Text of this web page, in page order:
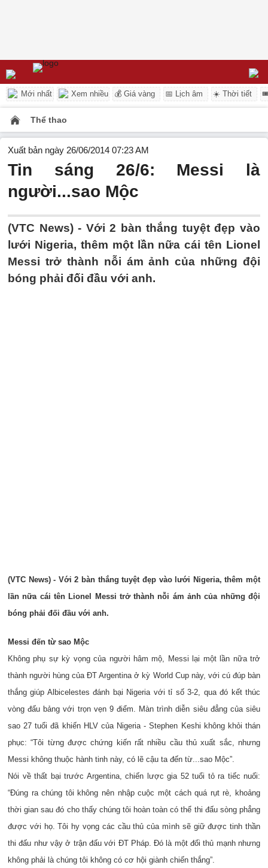
Mới nhất Xem nhiều 💰 Giá vàng 📅 Lịch âm ☀️ Thời tiết
Thể thao
Xuất bản ngày 26/06/2014 07:23 AM
Tin sáng 26/6: Messi là
người...sao Mộc
(VTC News) - Với 2 bàn thắng tuyệt đẹp vào
lưới Nigeria, thêm một lần nữa cái tên Lionel
Messi trở thành nỗi ám ảnh của những đội
bóng phải đối đầu với anh.
(VTC News) - Với 2 bàn thắng tuyệt đẹp vào lưới Nigeria, thêm một
lần nữa cái tên Lionel Messi trở thành nỗi ám ảnh của những đội
bóng phải đối đầu với anh.
Messi đến từ sao Mộc
Không phụ sự kỳ vọng của người hâm mộ, Messi lại một lần nữa trở
thành người hùng của ĐT Argentina ở kỳ World Cup này, với cú đúp bàn
thắng giúp Albicelestes đánh bại Nigeria với tỉ số 3-2, qua đó kết thúc
vòng đấu bảng với trọn vẹn 9 điểm. Màn trình diễn siêu đẳng của siêu
sao 27 tuổi đã khiến HLV của Nigeria - Stephen Keshi không khỏi thán
phục: “Tôi từng được chứng kiến rất nhiều cầu thủ xuất sắc, nhưng
Messi không thuộc hành tinh này, có lẽ cậu ta đến từ...sao Mộc”.
Nói về thất bại trước Argentina, chiến lược gia 52 tuổi tỏ ra tiếc nuối:
“Đúng ra chúng tôi không nên nhập cuộc một cách quá rụt rè, khoảng
thời gian sau đó cho thấy chúng tôi hoàn toàn có thể thi đấu sòng phẳng
được với họ. Tôi hy vọng các cầu thủ của mình sẽ giữ được tinh thần
thi đấu như vậy ở trận đấu với ĐT Pháp. Đó là một đối thủ mạnh nhưng
không phải là chúng tôi không có cơ hội giành chiến thắng”.